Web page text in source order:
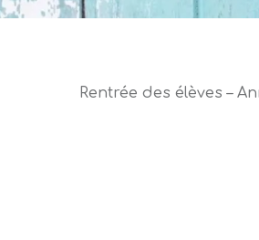
Rentrée des élèves –